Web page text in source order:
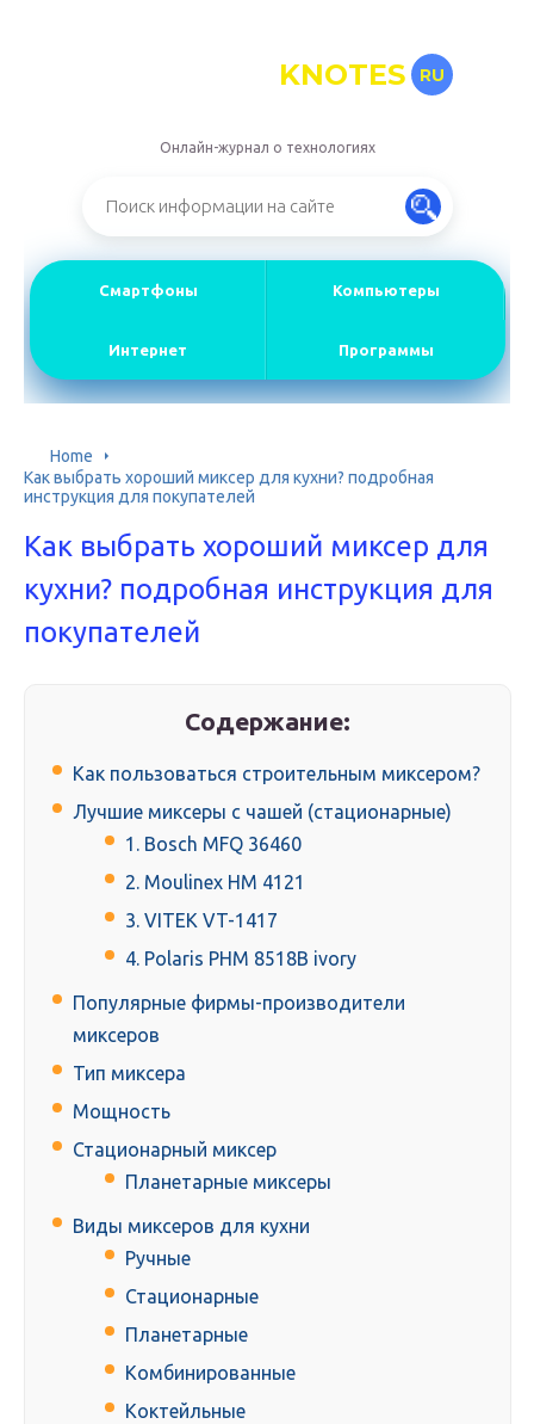
KNOTES RU
Онлайн-журнал о технологиях
Смартфоны Компьютеры
Интернет Программы
Home
Как выбрать хороший миксер для кухни? подробная
инструкция для покупателей
Как выбрать хороший миксер для
кухни? подробная инструкция для
покупателей
Содержание:
Как пользоваться строительным миксером?
Лучшие миксеры с чашей (стационарные)
1. Bosch MFQ 36460
2. Moulinex HM 4121
3. VITEK VT-1417
4. Polaris PHM 8518B ivory
Популярные фирмы-производители
миксеров
Тип миксера
Мощность
Стационарный миксер
Планетарные миксеры
Виды миксеров для кухни
Ручные
Стационарные
Планетарные
Комбинированные
Коктейльные